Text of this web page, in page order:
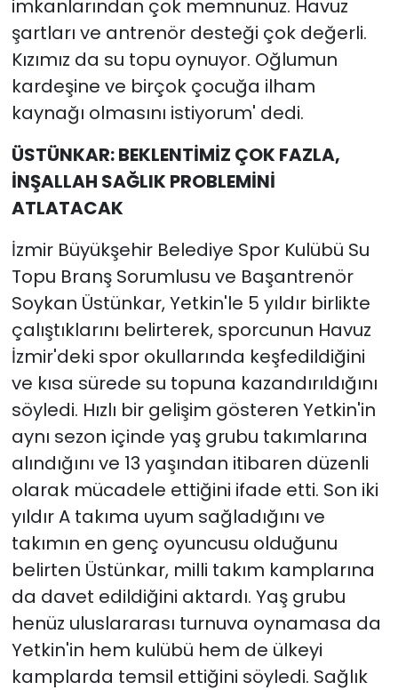
imkanlarından çok memnunuz. Havuz
şartları ve antrenör desteği çok değerli.
Kızımız da su topu oynuyor. Oğlumun
kardeşine ve birçok çocuğa ilham
kaynağı olmasını istiyorum' dedi.
ÜSTÜNKAR: BEKLENTİMİZ ÇOK FAZLA,
İNŞALLAH SAĞLIK PROBLEMİNİ
ATLATACAK
İzmir Büyükşehir Belediye Spor Kulübü Su
Topu Branş Sorumlusu ve Başantrenör
Soykan Üstünkar, Yetkin'le 5 yıldır birlikte
çalıştıklarını belirterek, sporcunun Havuz
İzmir'deki spor okullarında keşfedildiğini
ve kısa sürede su topuna kazandırıldığını
söyledi. Hızlı bir gelişim gösteren Yetkin'in
aynı sezon içinde yaş grubu takımlarına
alındığını ve 13 yaşından itibaren düzenli
olarak mücadele ettiğini ifade etti. Son iki
yıldır A takıma uyum sağladığını ve
takımın en genç oyuncusu olduğunu
belirten Üstünkar, milli takım kamplarına
da davet edildiğini aktardı. Yaş grubu
henüz uluslararası turnuva oynamasa da
Yetkin'in hem kulübü hem de ülkeyi
kamplarda temsil ettiğini söyledi. Sağlık